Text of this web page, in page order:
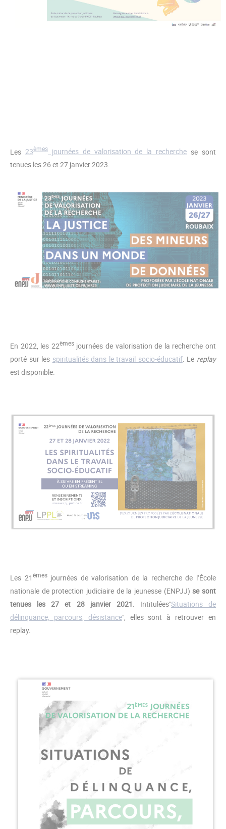
Les 23èmesjournées de valorisation de la recherche se sont
tenues les 26 et 27 janvier 2023.
En 2022, les 22èmesjournées de valorisation de la recherche ont
porté sur les spiritualités dans le travail socio-éducatif. Le replay
est disponible.
Les 21 èmesjournées de valorisation de la recherche de l’École
nationale de protection judiciaire de la jeunesse (ENPJJ) se sont
tenues les 27 et 28 janvier 2021. Intitulées"Situations de
délinquance, parcours, désistance", elles sont à retrouver en
replay.